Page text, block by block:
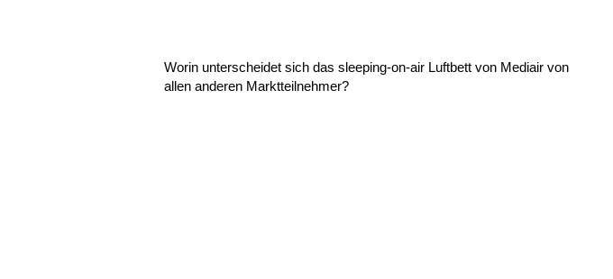
Worin unterscheidet sich das sleeping-on-air Luftbett von Mediair von
allen anderen Marktteilnehmer?